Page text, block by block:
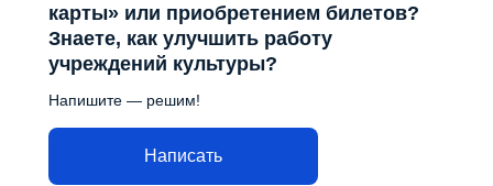
карты» или приобретением билетов?
Знаете, как улучшить работу
учреждений культуры?
Напишите — решим!
Написать